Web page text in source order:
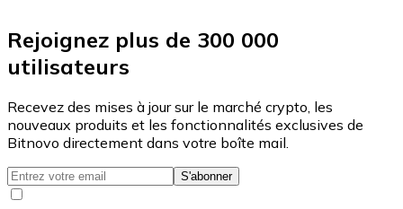
Rejoignez plus de 300 000
utilisateurs
Recevez des mises à jour sur le marché crypto, les
nouveaux produits et les fonctionnalités exclusives de
Bitnovo directement dans votre boîte mail.
S'abonner